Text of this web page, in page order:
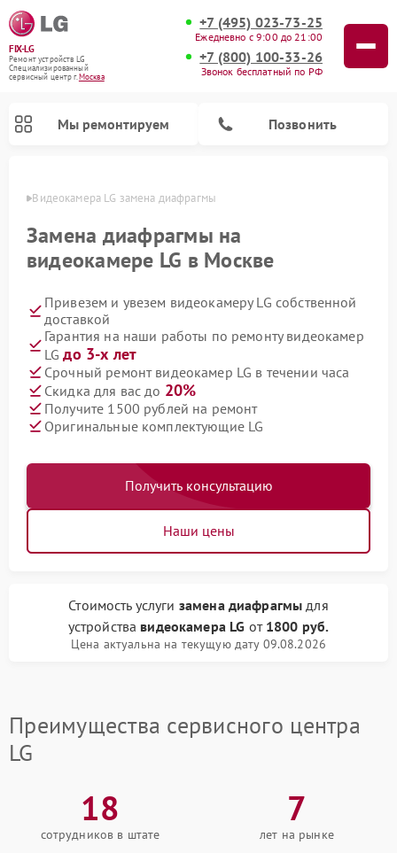
FIX-LG
Ремонт устройств LG
Специализированный
cервисный центр г.Москва
+7 (495) 023-73-25
Ежедневно с 9:00 до 21:00
+7 (800) 100-33-26
Звонок бесплатный по РФ
Мы ремонтируем Позвонить
Видеокамера LG замена диафрагмы
Замена диафрагмы на
видеокамере LG в Москве
Привезем и увезем видеокамеру LG собственной
доставкой
Гарантия на наши работы по ремонту видеокамер
LGдо 3-х лет
Срочный ремонт видеокамер LG в течении часа
Скидка для вас до 20%
Получите 1500 рублей на ремонт
Оригинальные комплектующие LG
Получить консультацию
Наши цены
Стоимость услуги замена диафрагмы для
устройства видеокамера LG от 1800 руб.
Цена актуальна на текущую дату 09.08.2026
Преимущества сервисного центра
LG
18
сотрудников в штате
7
лет на рынке